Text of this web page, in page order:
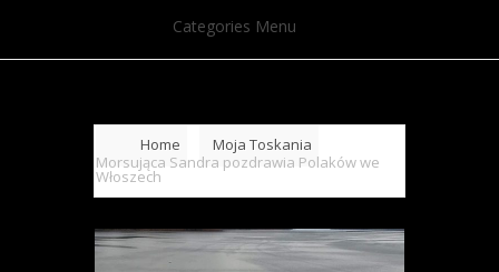
Categories Menu
Home
Moja Toskania
Morsująca Sandra pozdrawia Polaków we
Włoszech